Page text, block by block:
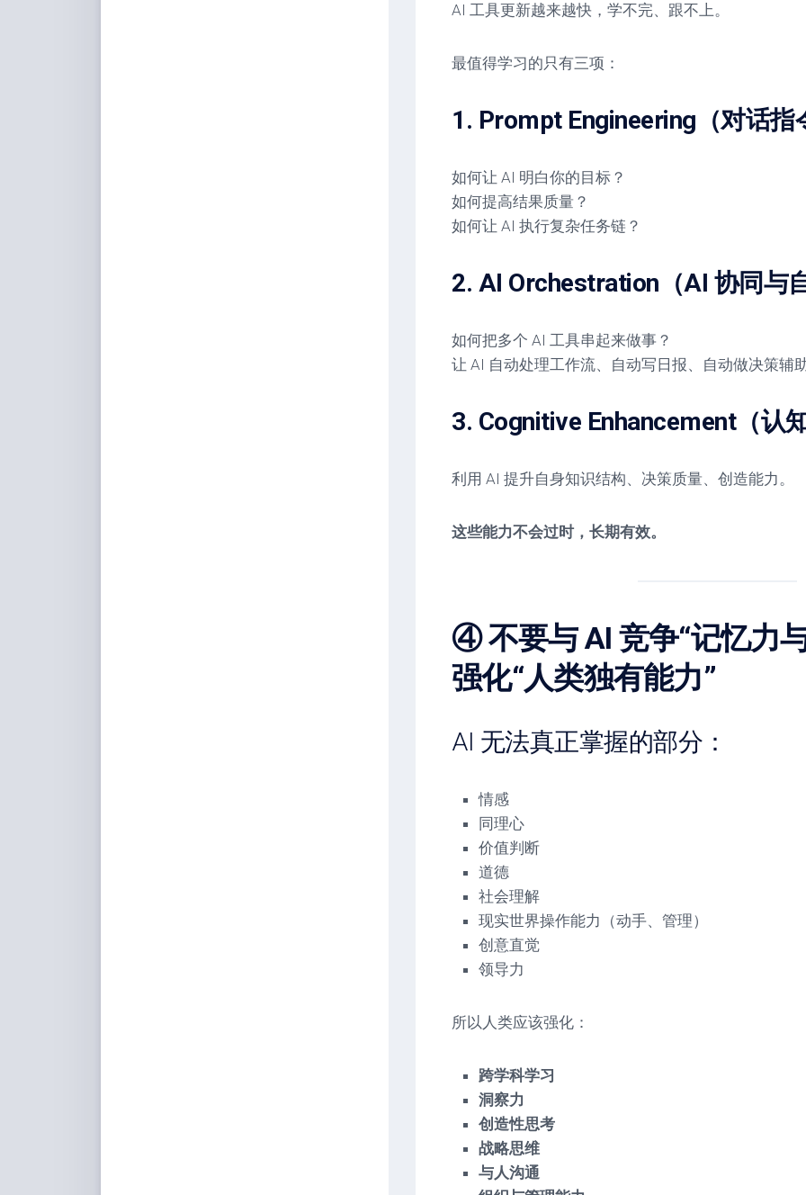
AI 工具更新越来越快，学不完、跟不上。
最值得学习的只有三项：
1. Prompt Engineering（对话指
如何让 AI 明白你的目标？
如何提高结果质量？
如何让 AI 执行复杂任务链？
2. AI Orchestration（AI 协同与
如何把多个 AI 工具串起来做事？
让 AI 自动处理工作流、自动写日报、自动做决策辅
3. Cognitive Enhancement（认
利用 AI 提升自身知识结构、决策质量、创造能力。
这些能力不会过时，长期有效。
④ 不要与 AI 竞争“记忆力
强化“人类独有能力”
AI 无法真正掌握的部分：
情感
同理心
价值判断
道德
社会理解
现实世界操作能力（动手、管理）
创意直觉
领导力
所以人类应该强化：
跨学科学习
洞察力
创造性思考
战略思维
与人沟通